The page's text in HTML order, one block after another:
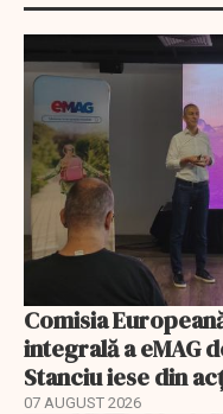
Comisia
integrală a eMAG
Stanciu iese din
07 AUGUST 2026